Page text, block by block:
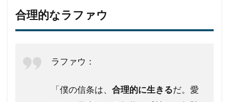
合理的なラファウ
ラファウ：
「僕の信条は、 合理的に生きるだ。愛